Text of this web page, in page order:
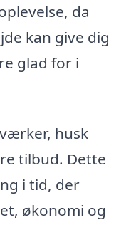
da
kan give dig
glad for i
husk
tilbud. Dette
i tid, der
økonomi og